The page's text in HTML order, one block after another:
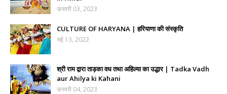
फ़रवरी 03, 2023
CULTURE OF HARYANA | हरियाणा की संस्कृति
मई 13, 2022
श्री राम द्वारा ताड़का वध तथा अहिल्या का उद्धार | Tadka Vadh
aur Ahilya ki Kahani
फ़रवरी 04, 2023